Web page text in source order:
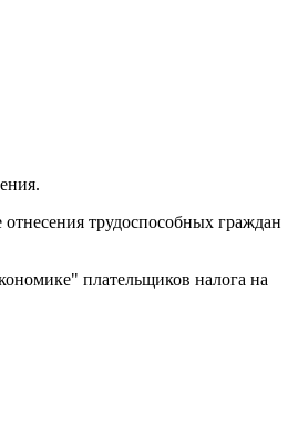
трудоспособных граждан
плательщиков налога на